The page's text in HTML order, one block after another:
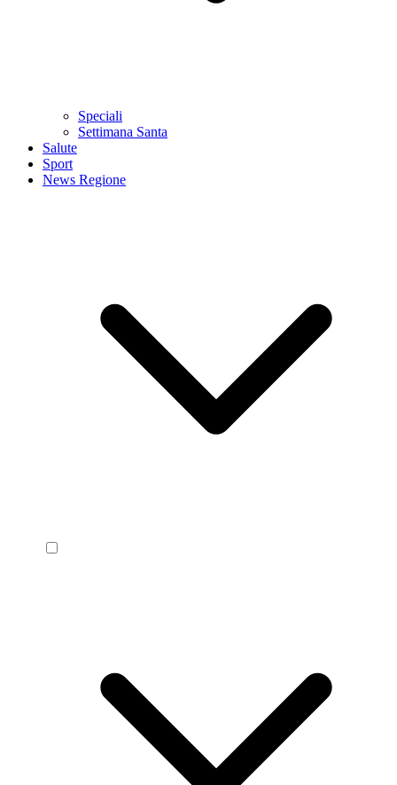
Speciali
Settimana Santa
Salute
Sport
News Regione